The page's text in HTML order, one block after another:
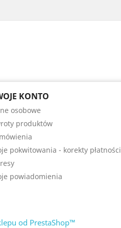
KONTO
osobowe
produktów
pokwitowania - korekty płatności
powiadomienia
od PrestaShop™